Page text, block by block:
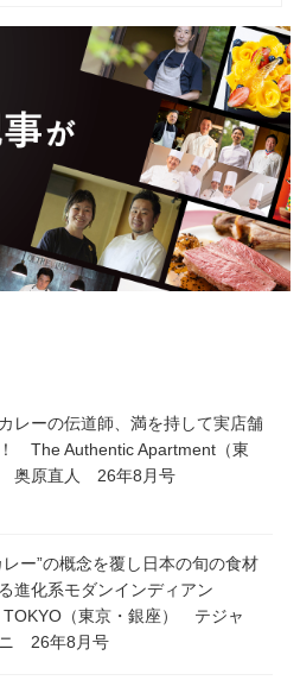
レーの伝道師、満を持して実店舗
The Authentic Apartment（東
奥原直人 26年8月号
レー”の概念を覆し日本の旬の食材
進化系モダンインディアン
TOKYO（東京・銀座） テジャ
26年8月号